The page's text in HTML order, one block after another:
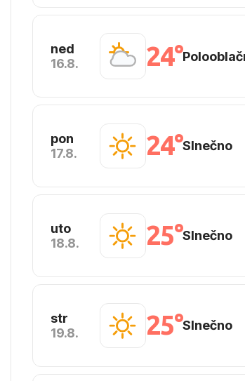
ned
16.8.
24°
pon
17.8.
24°Slnečno
uto
18.8.
25°Slnečno
str
19.8.
25°Slnečno